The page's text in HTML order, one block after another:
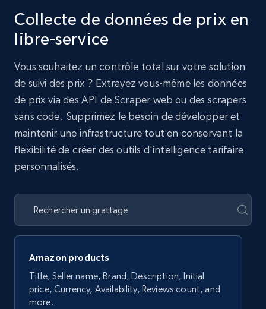
Collecte de données de prix en
libre-service
Vous souhaitez un contrôle total sur votre solution
de suivi des prix ? Extrayez vous-même les données
de prix via des API de Scraper web ou des scrapers
sans code. Supprimez le besoin de développer et
maintenir une infrastructure tout en conservant la
flexibilité de créer des outils d'intelligence tarifaire
personnalisés.
Amazon products
Title, Seller name, Brand, Description, Initial
price, Currency, Availability, Reviews count, and
more.